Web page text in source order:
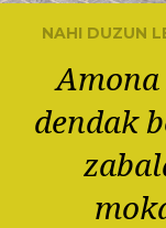
NAHI DUZUN
dendak